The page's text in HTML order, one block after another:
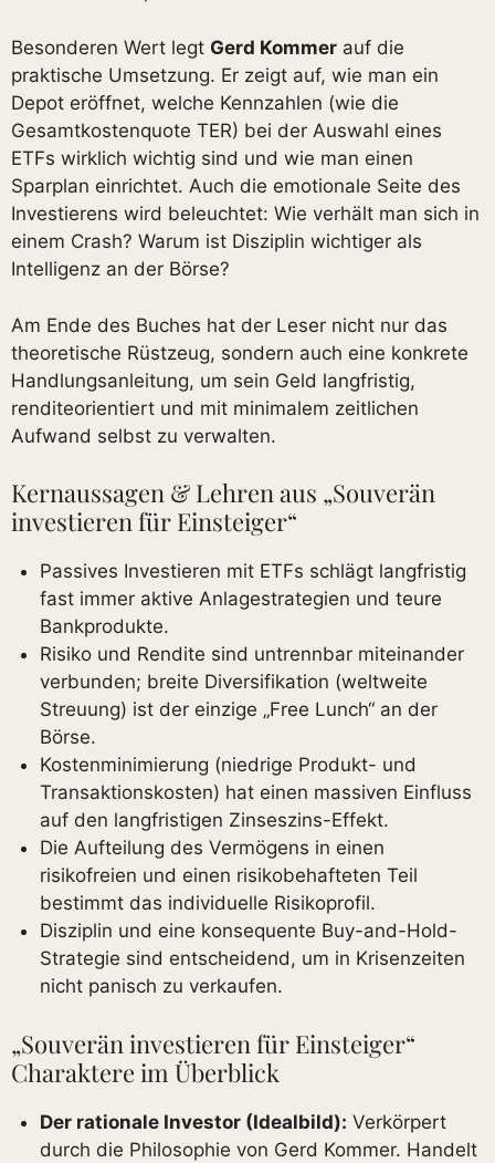
Besonderen Wert legt Gerd Kommer auf die
praktische Umsetzung. Er zeigt auf, wie man ein
Depot eröffnet, welche Kennzahlen (wie die
Gesamtkostenquote TER) bei der Auswahl eines
ETFs wirklich wichtig sind und wie man einen
Sparplan einrichtet. Auch die emotionale Seite des
Investierens wird beleuchtet: Wie verhält man sich in
einem Crash? Warum ist Disziplin wichtiger als
Intelligenz an der Börse?
Am Ende des Buches hat der Leser nicht nur das
theoretische Rüstzeug, sondern auch eine konkrete
Handlungsanleitung, um sein Geld langfristig,
renditeorientiert und mit minimalem zeitlichen
Aufwand selbst zu verwalten.
Kernaussagen & Lehren aus „Souverän
investieren für Einsteiger“
Passives Investieren mit ETFs schlägt langfristig
fast immer aktive Anlagestrategien und teure
Bankprodukte.
Risiko und Rendite sind untrennbar miteinander
verbunden; breite Diversifikation (weltweite
Streuung) ist der einzige „Free Lunch“ an der
Börse.
Kostenminimierung (niedrige Produkt- und
Transaktionskosten) hat einen massiven Einfluss
auf den langfristigen Zinseszins-Effekt.
Die Aufteilung des Vermögens in einen
risikofreien und einen risikobehafteten Teil
bestimmt das individuelle Risikoprofil.
Disziplin und eine konsequente Buy-and-Hold-
Strategie sind entscheidend, um in Krisenzeiten
nicht panisch zu verkaufen.
„Souverän investieren für Einsteiger“
Charaktere im Überblick
Der rationale Investor (Idealbild): Verkörpert
durch die Philosophie von Gerd Kommer. Handelt